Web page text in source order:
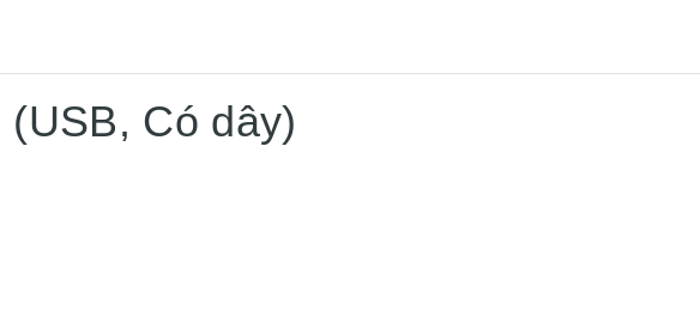
(USB, Có dây)